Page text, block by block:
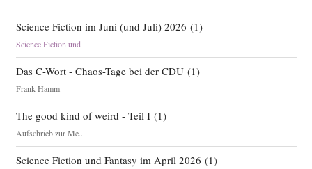
Science Fiction im Juni (und Juli) 2026 (1)
Science Fiction und
Das C-Wort - Chaos-Tage bei der CDU(1)
Frank Hamm
The good kind of weird - Teil I(1)
Aufschrieb zur Me...
Science Fiction und Fantasy im April 2026 (1)